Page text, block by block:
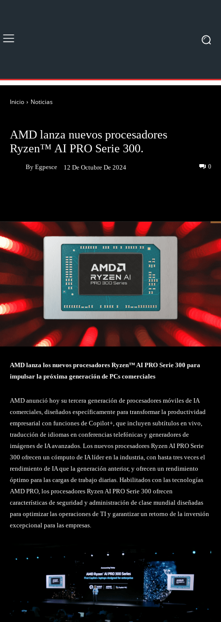
Inicio Noticias
AMD lanza nuevos procesadores
Ryzen™ AI PRO Serie 300.
By Egpesce 12 De Octubre De 2024 0
AMD lanza los nuevos procesadores Ryzen™ AI PRO Serie 300 para
impulsar la próxima generación de PCs comerciales
AMD anunció hoy su tercera generación de procesadores móviles de IA
comerciales, diseñados específicamente para transformar la productividad
empresarial con funciones de Copilot+, que incluyen subtítulos en vivo,
traducción de idiomas en conferencias telefónicas y generadores de
imágenes de IA avanzados. Los nuevos procesadores Ryzen AI PRO Serie
300 ofrecen un cómputo de IA líder en la industria, con hasta tres veces el
rendimiento de IA que la generación anterior, y ofrecen un rendimiento
óptimo para las cargas de trabajo diarias. Habilitados con las tecnologías
AMD PRO, los procesadores Ryzen AI PRO Serie 300 ofrecen
características de seguridad y administración de clase mundial diseñadas
para optimizar las operaciones de TI y garantizar un retorno de la inversión
excepcional para las empresas.